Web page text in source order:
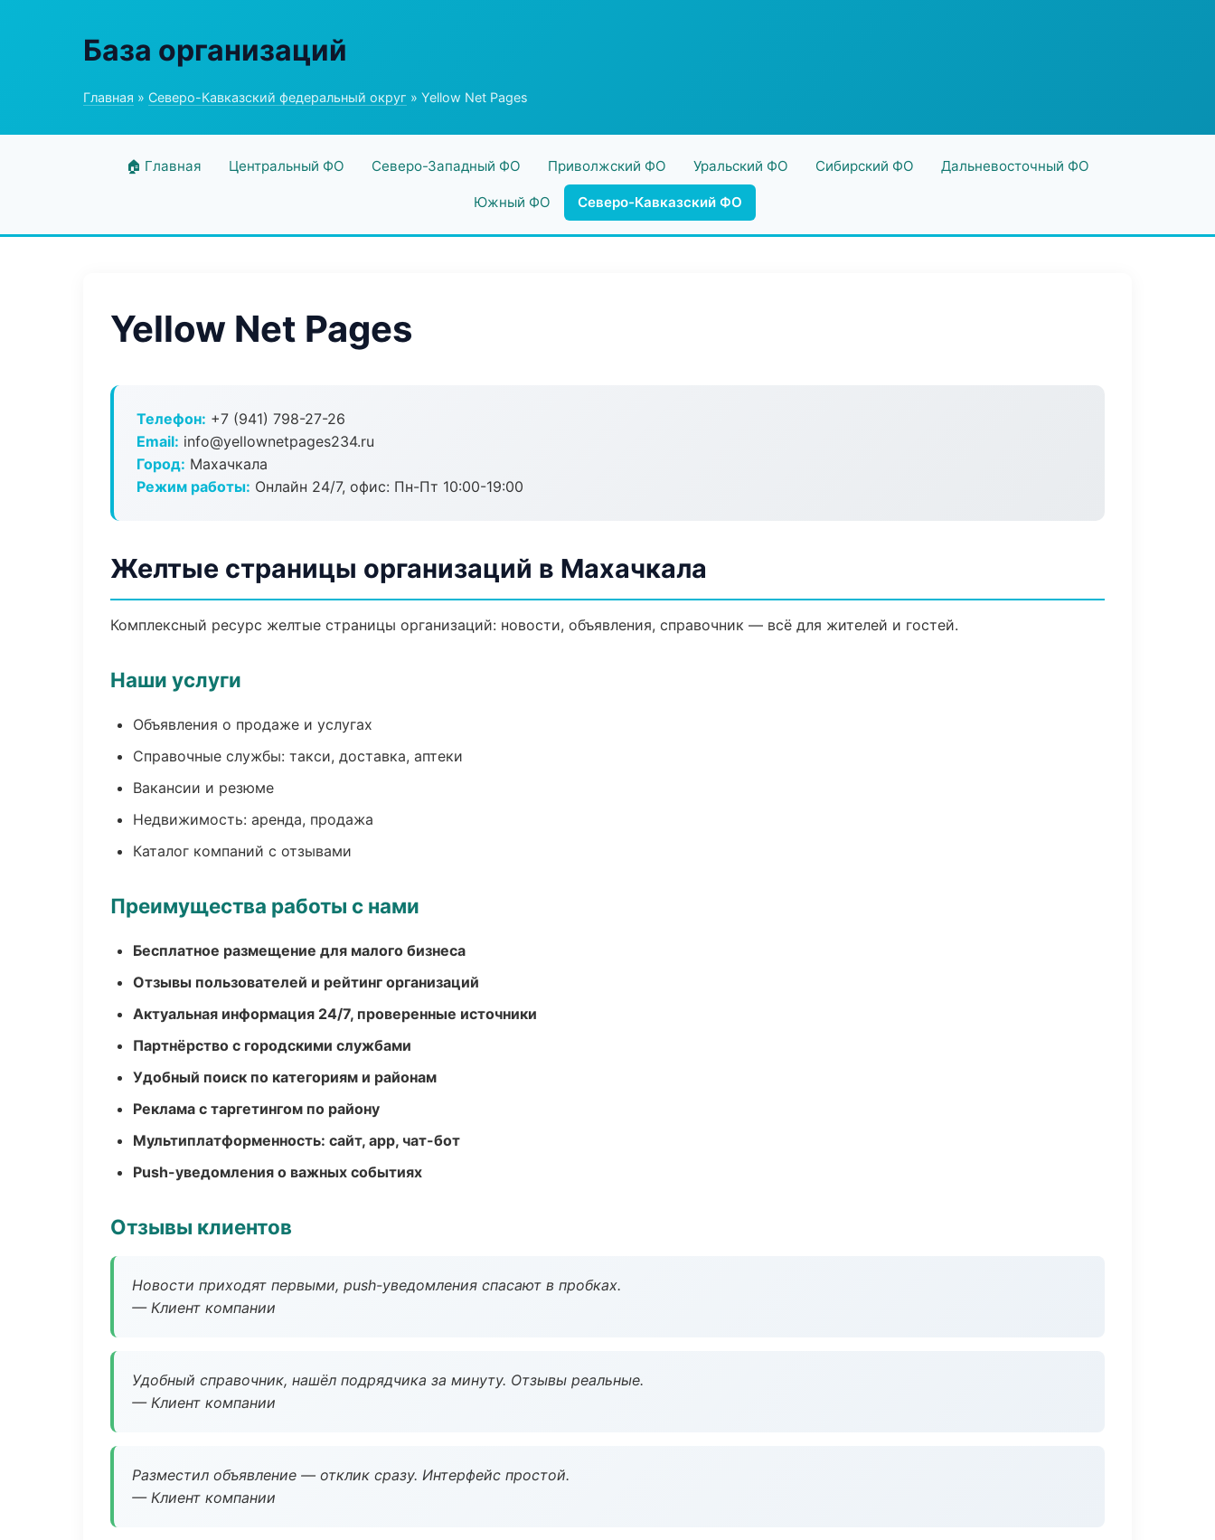
База организаций
Главная » Северо-Кавказский федеральный округ » Yellow Net Pages
🏠 Главная Центральный ФО Северо-Западный ФО Приволжский ФО Уральский ФО Сибирский ФО Дальневосточный ФО
Южный ФО Северо-Кавказский ФО
Yellow Net Pages
Телефон: +7 (941) 798-27-26
Email: info@yellownetpages234.ru
Город: Махачкала
Режим работы: Онлайн 24/7, офис: Пн-Пт 10:00-19:00
Желтые страницы организаций в Махачкала
Комплексный ресурс желтые страницы организаций: новости, объявления, справочник — всё для жителей и гостей.
Наши услуги
Объявления о продаже и услугах
Справочные службы: такси, доставка, аптеки
Вакансии и резюме
Недвижимость: аренда, продажа
Каталог компаний с отзывами
Преимущества работы с нами
Бесплатное размещение для малого бизнеса
Отзывы пользователей и рейтинг организаций
Актуальная информация 24/7, проверенные источники
Партнёрство с городскими службами
Удобный поиск по категориям и районам
Реклама с таргетингом по району
Мультиплатформенность: сайт, app, чат-бот
Push-уведомления о важных событиях
Отзывы клиентов
Новости приходят первыми, push-уведомления спасают в пробках.
— Клиент компании
Удобный справочник, нашёл подрядчика за минуту. Отзывы реальные.
— Клиент компании
Разместил объявление — отклик сразу. Интерфейс простой.
— Клиент компании